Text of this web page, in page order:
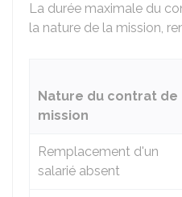
La durée maximale du
la nature de la mission,
Nature du contrat de
mission
Remplacement d'un
salarié absent